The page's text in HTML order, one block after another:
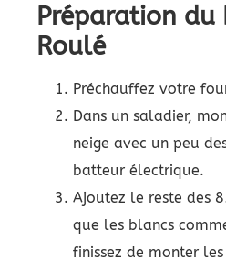
Préparation du
Roulé
Préchauffez votre
Dans un saladier,
neige avec un peu
batteur électrique.
Ajoutez le reste des
que les blancs
finissez de monter